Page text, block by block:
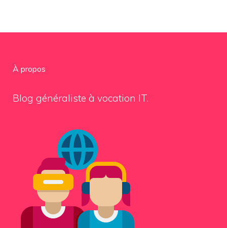
À propos
Blog généraliste à vocation IT.